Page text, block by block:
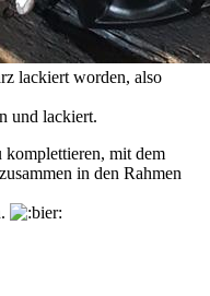
lackiert worden, also
und lackiert.
mit dem
in den Rahmen